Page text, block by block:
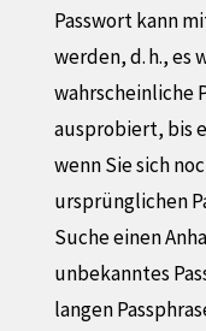
Passwort kann
werden, d. h., es
wahrscheinliche
ausprobiert, bis
wenn Sie sich
ursprünglichen
Suche einen
unbekanntes
langen